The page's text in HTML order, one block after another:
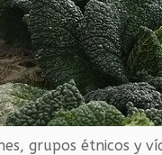
grupos étnicos